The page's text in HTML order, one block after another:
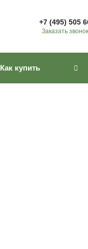
+7 (495) 505
Заказать звонок
Как купить